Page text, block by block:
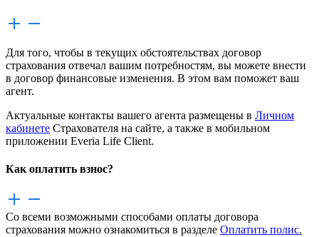
Для того, чтобы в текущих обстоятельствах договор
страхования отвечал вашим потребностям, вы можете внести
в договор финансовые изменения. В этом вам поможет ваш
агент.
Актуальные контакты вашего агента размещены в Личном
кабинете Страхователя на сайте, а также в мобильном
приложении Everia Life Client.
Как оплатить взнос?
Со всеми возможными способами оплаты договора
страхования можно ознакомиться в разделе Оплатить полис.